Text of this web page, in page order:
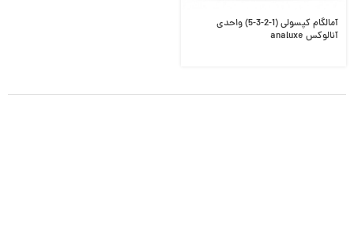
آمالگام کپسولی (1-2-3-5) واحدی
آنالوکس analuxe